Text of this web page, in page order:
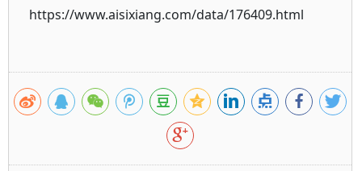
https://www.aisixiang.com/data/176409.html